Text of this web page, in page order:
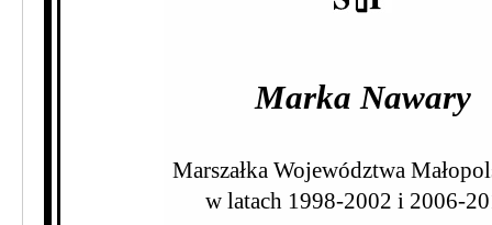
Marka Nawary
Marszałka Województwa
w latach 1998-2002 i 2006-